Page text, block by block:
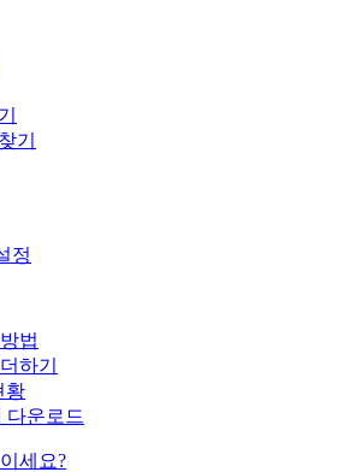
기
정
법
하기
황
다운로드
세요?